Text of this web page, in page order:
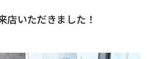
いただきました！